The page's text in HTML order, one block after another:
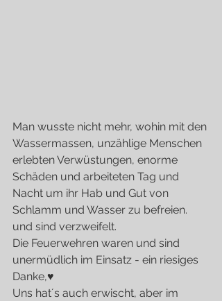
Man wusste nicht mehr, wohin mit den
Wassermassen, unzählige Menschen
erlebten Verwüstungen, enorme
Schäden und arbeiteten Tag und
Nacht um ihr Hab und Gut von
Schlamm und Wasser zu befreien.
und sind verzweifelt.
Die Feuerwehren waren und sind
unermüdlich im Einsatz - ein riesiges
Danke,♥
Uns hat´s auch erwischt, aber im